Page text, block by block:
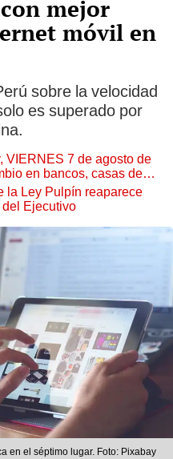
mejor
móvil en
sobre la velocidad
es superado por
VIERNES 7 de agosto de
en bancos, casas de
la Ley Pulpín reaparece
Ejecutivo
en el séptimo lugar. Foto: Pixabay